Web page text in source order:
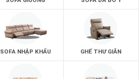
SOFA NHẬP KHẨU GHẾ THƯ GIÃN